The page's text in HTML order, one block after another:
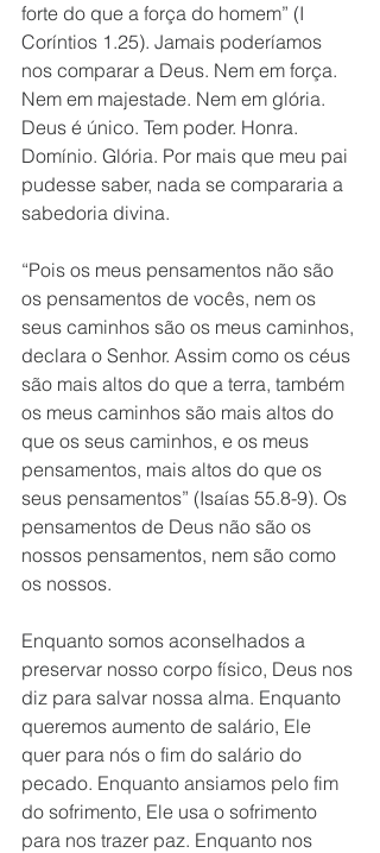
forte do que a força do homem” (I
Coríntios 1.25). Jamais poderíamos
nos comparar a Deus. Nem em força.
Nem em majestade. Nem em glória.
Deus é único. Tem poder. Honra.
Domínio. Glória. Por mais que meu pai
pudesse saber, nada se compararia a
sabedoria divina.
“Pois os meus pensamentos não são
os pensamentos de vocês, nem os
seus caminhos são os meus caminhos,
declara o Senhor. Assim como os céus
são mais altos do que a terra, também
os meus caminhos são mais altos do
que os seus caminhos, e os meus
pensamentos, mais altos do que os
seus pensamentos” (Isaías 55.8-9). Os
pensamentos de Deus não são os
nossos pensamentos, nem são como
os nossos.
Enquanto somos aconselhados a
preservar nosso corpo físico, Deus nos
diz para salvar nossa alma. Enquanto
queremos aumento de salário, Ele
quer para nós o fim do salário do
pecado. Enquanto ansiamos pelo fim
do sofrimento, Ele usa o sofrimento
para nos trazer paz. Enquanto nos